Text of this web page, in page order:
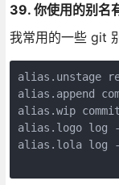
39. 你使用的别名
我常用的一些 git
alias.unstage
alias.append
alias.wip
alias.logo log
alias.lola log